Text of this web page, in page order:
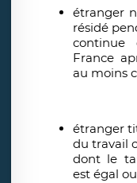
étranger
résidé
continue
France
au moins
étranger
du travail
dont le
est égal